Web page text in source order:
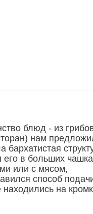
блюд - из
нам
бархатистая
в больших
или с мясом,
способ
на